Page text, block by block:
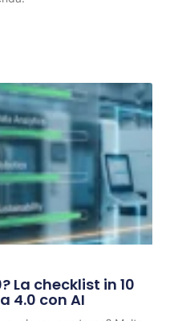
La checklist in 10
4.0 con AI